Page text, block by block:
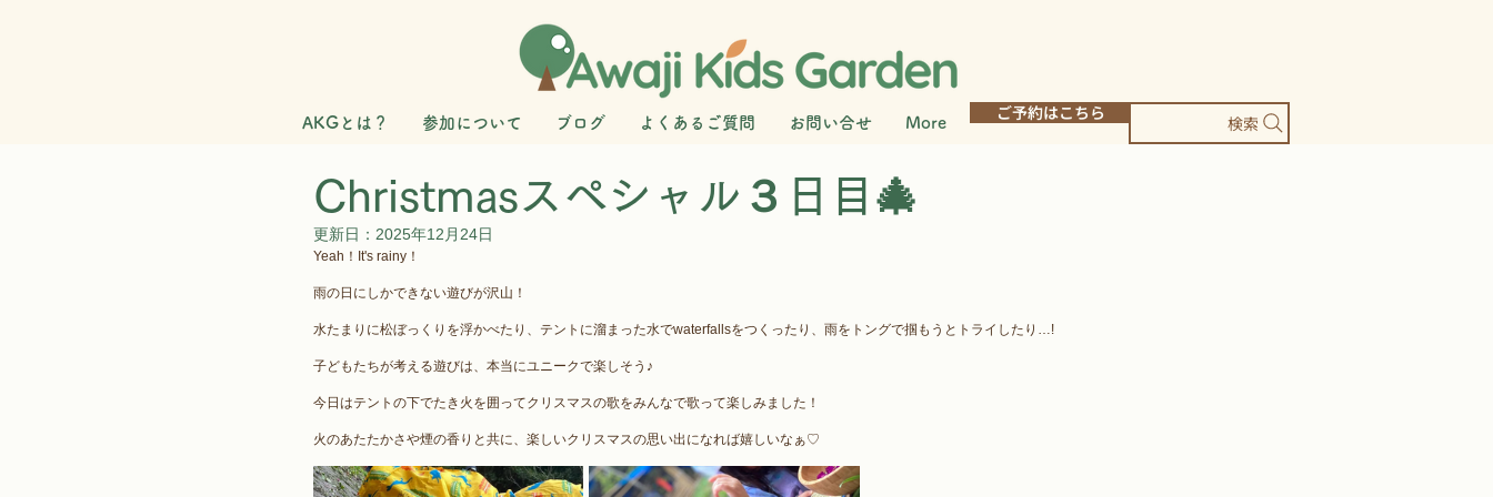
AKGとは？ 参加について ブログ よくあるご質問 お問い合せ More ご予約はこちら 検索
Christmasスペシャル３日目🎄
更新日： 2025年12月24日
Yeah！It's rainy！
雨の日にしかできない遊びが沢山！
水たまりに松ぼっくりを浮かべたり、テントに溜まった水でwaterfallsをつくったり、雨をトングで掴もうとトライしたり…!
子どもたちが考える遊びは、本当にユニークで楽しそう♪
今日はテントの下でたき火を囲ってクリスマスの歌をみんなで歌って楽しみました！
火のあたたかさや煙の香りと共に、楽しいクリスマスの思い出になれば嬉しいなぁ♡